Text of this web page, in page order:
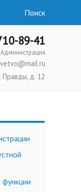
Поиск
89-41
Правды, д. 12